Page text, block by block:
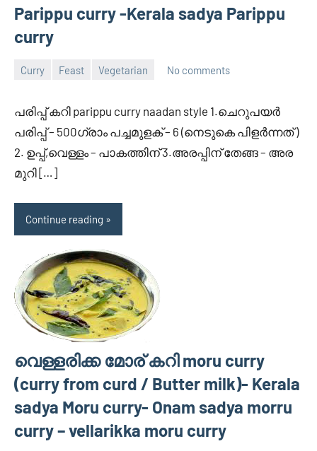
Parippu curry -Kerala sadya Parippu
curry
Curry Feast Vegetarian
February
2012
No comments
പരിപ്പ് കറി parippu curry naadan style 1.ചെറുപയര്‍
പരിപ്പ് – 500ഗ്രാം പച്ചമുളക് – 6 (നെടുകെ പിളര്‍ന്നത് )
2. ഉപ്പ്,വെള്ളം – പാകത്തിന് 3.അരപ്പിന് തേങ്ങ – അര
മുറി […]
Continue reading
വെള്ളരിക്ക മോര് കറി moru curry
(curry from curd / Butter milk)- Kerala
sadya Moru curry- Onam sadya morru
curry – vellarikka moru curry